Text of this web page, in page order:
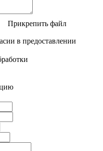
Прикрепить файл
в предоставлении